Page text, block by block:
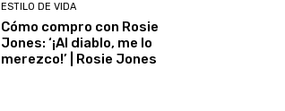
ESTILO DE VIDA
Cómo compro con Rosie
Jones: ‘¡Al diablo, me lo
merezco!’ | Rosie Jones